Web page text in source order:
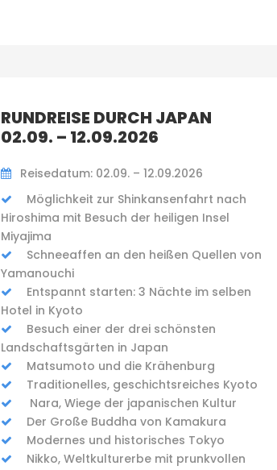
RUNDREISE DURCH JAPAN
02.09. – 12.09.2026
Reisedatum: 02.09. – 12.09.2026
Möglichkeit zur Shinkansenfahrt nach
Hiroshima mit Besuch der heiligen Insel
Miyajima
Schneeaffen an den heißen Quellen von
Yamanouchi
Entspannt starten: 3 Nächte im selben
Hotel in Kyoto
Besuch einer der drei schönsten
Landschaftsgärten in Japan
Matsumoto und die Krähenburg
Traditionelles, geschichtsreiches Kyoto
Nara, Wiege der japanischen Kultur
Der Große Buddha von Kamakura
Modernes und historisches Tokyo
Nikko, Weltkulturerbe mit prunkvollen